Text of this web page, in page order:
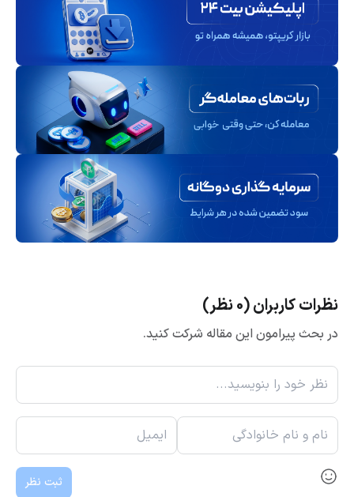
نظرات کاربران (0 نظر)
در بحث پیرامون این مقاله شرکت کنید.
ثبت نظر